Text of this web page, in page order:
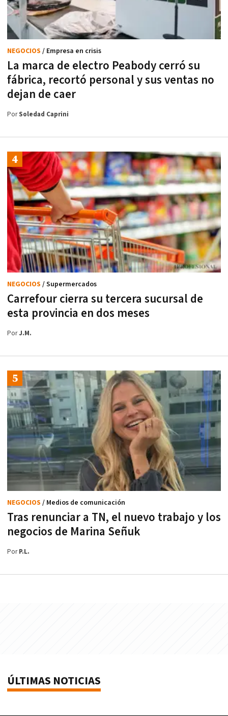
La marca de electro Peabody cerró su
fábrica, recortó personal y sus ventas no
dejan de caer
NEGOCIOS / Empresa en crisis
PorSoledad Caprini
Carrefour cierra su tercera sucursal de
esta provincia en dos meses
NEGOCIOS / Supermercados
PorJ.M.
Tras renunciar a TN, el nuevo trabajo y los
negocios de Marina Señuk
NEGOCIOS / Medios de comunicación
PorP.L.
ÚLTIMAS NOTICIAS